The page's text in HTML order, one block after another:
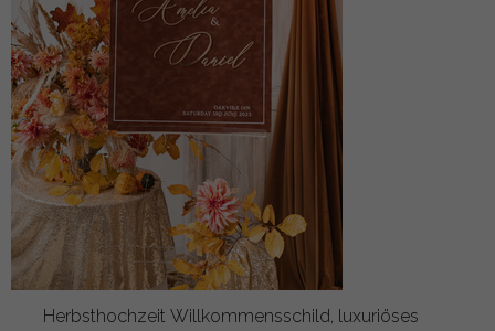
Herbsthochzeit Willkommensschild, luxuriöses